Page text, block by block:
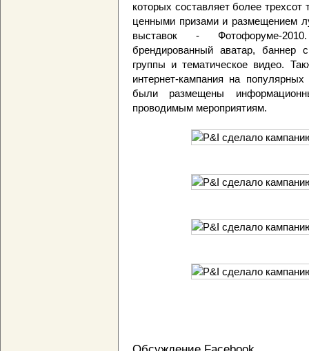
которых составляет более
ценными призами и размещением
выставок - Фотофоруме-
брендированный аватар, баннер
группы и тематическое видео.
интернет-кампания на
были размещены
проводимым мероприятиям.